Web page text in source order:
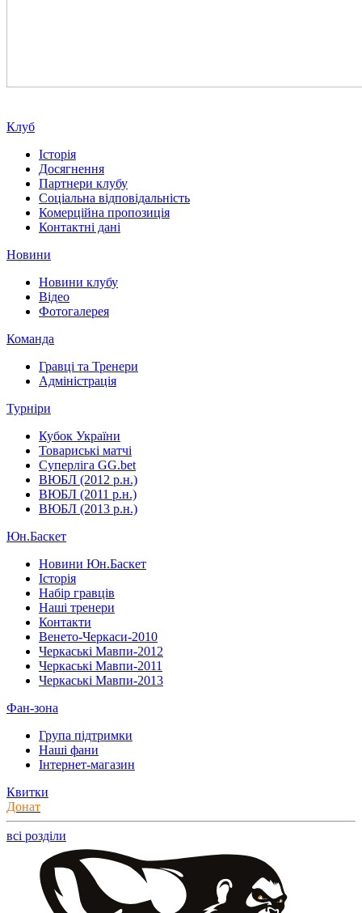
Клуб
Історія
Досягнення
Партнери клубу
Соціальна відповідальність
Комерційна пропозиція
Контактні дані
Новини
Новини клубу
Відео
Фотогалерея
Команда
Гравці та Тренери
Адміністрація
Турніри
Кубок України
Товариські матчі
Суперліга GG.bet
ВЮБЛ (2012 р.н.)
ВЮБЛ (2011 р.н.)
ВЮБЛ (2013 р.н.)
Юн.Баскет
Новини Юн.Баскет
Історія
Набір гравців
Наші тренери
Контакти
Венето-Черкаси-2010
Черкаські Мавпи-2012
Черкаські Мавпи-2011
Черкаські Мавпи-2013
Фан-зона
Група підтримки
Наші фани
Інтернет-магазин
Квитки
Донат
всі розділи